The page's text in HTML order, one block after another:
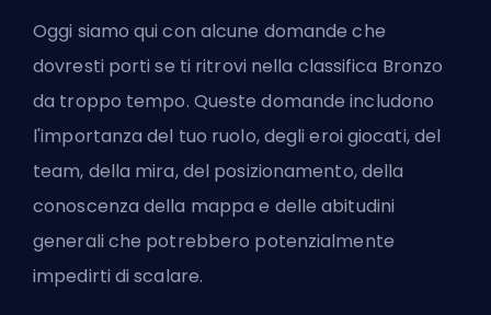
Oggi siamo qui con alcune domande che
dovresti porti se ti ritrovi nella classifica Bronzo
da troppo tempo. Queste domande includono
l'importanza del tuo ruolo, degli eroi giocati, del
team, della mira, del posizionamento, della
conoscenza della mappa e delle abitudini
generali che potrebbero potenzialmente
impedirti di scalare.